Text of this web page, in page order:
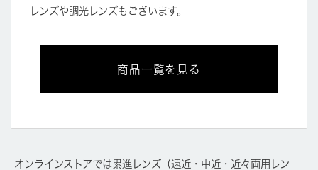
レンズや調光レンズもございます。
商品一覧を見る
オンラインストアでは累進レンズ（遠近・中近・近々両用レン